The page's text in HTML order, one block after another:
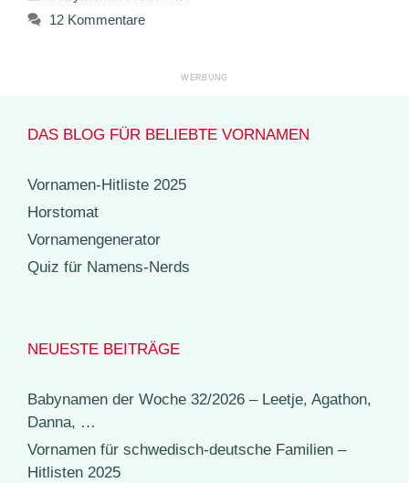
12 Kommentare
DAS BLOG FÜR BELIEBTE VORNAMEN
Vornamen-Hitliste 2025
Horstomat
Vornamengenerator
Quiz für Namens-Nerds
NEUESTE BEITRÄGE
Babynamen der Woche 32/2026 – Leetje, Agathon,
Danna, …
Vornamen für schwedisch-deutsche Familien –
Hitlisten 2025